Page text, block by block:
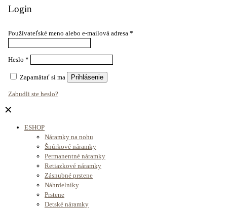
Login
Používateľské meno alebo e-mailová adresa *
Heslo *
Zapamätať si ma Prihlásenie
Zabudli ste heslo?
✕
ESHOP
Náramky na nohu
Šnúrkové náramky
Permanentné náramky
Retiazkové náramky
Zásnubné prstene
Náhrdelníky
Prstene
Detské náramky